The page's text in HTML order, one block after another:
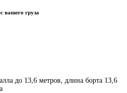
вашего груза
до 13,6 метров, длина борта 13,6